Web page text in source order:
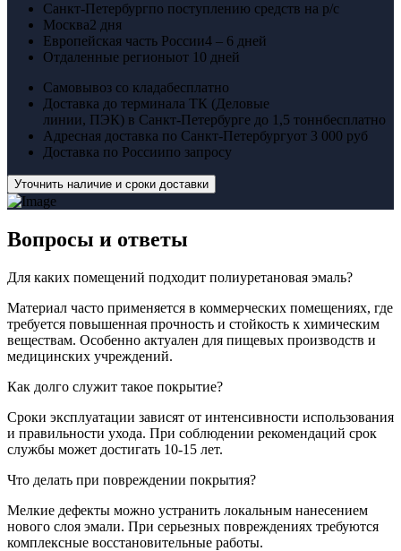
Санкт-Петербургпо поступлению средств на р/с
Москва2 дня
Европейская часть России4 – 6 дней
Отдаленные регионыот 10 дней
Самовывоз со кладабесплатно
Доставка до терминала ТК (Деловые
линии, ПЭК) в Санкт-Петербурге до 1,5 тоннбесплатно
Адресная доставка по Санкт-Петербургуот 3 000 руб
Доставка по Россиипо запросу
Уточнить наличие и сроки доставки
Вопросы и ответы
Для каких помещений подходит полиуретановая эмаль?
Материал часто применяется в коммерческих помещениях, где
требуется повышенная прочность и стойкость к химическим
веществам. Особенно актуален для пищевых производств и
медицинских учреждений.
Как долго служит такое покрытие?
Сроки эксплуатации зависят от интенсивности использования
и правильности ухода. При соблюдении рекомендаций срок
службы может достигать 10-15 лет.
Что делать при повреждении покрытия?
Мелкие дефекты можно устранить локальным нанесением
нового слоя эмали. При серьезных повреждениях требуются
комплексные восстановительные работы.